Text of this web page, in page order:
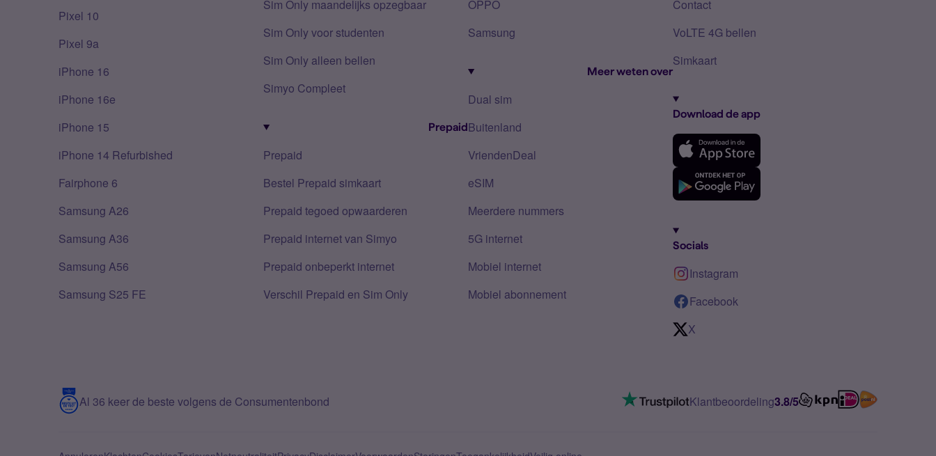
Pixel 10
Pixel 9a
iPhone 16
iPhone 16e
iPhone 15
iPhone 14 Refurbished
Fairphone 6
Samsung A26
Samsung A36
Samsung A56
Samsung S25 FE
Sim Only maandelijks opzegbaar
Sim Only voor studenten
Sim Only alleen bellen
Simyo Compleet
Prepaid
Prepaid
Bestel Prepaid simkaart
Prepaid tegoed opwaarderen
Prepaid internet van Simyo
Prepaid onbeperkt internet
Verschil Prepaid en Sim Only
OPPO
Samsung
Meer weten over
Dual sim
Buitenland
VriendenDeal
eSIM
Meerdere nummers
5G internet
Mobiel internet
Mobiel abonnement
Contact
VoLTE 4G bellen
Simkaart
Download de app
Socials
Instagram
Facebook
X
Al 36 keer de beste volgens de Consumentenbond Klantbeoordeling3.8/5